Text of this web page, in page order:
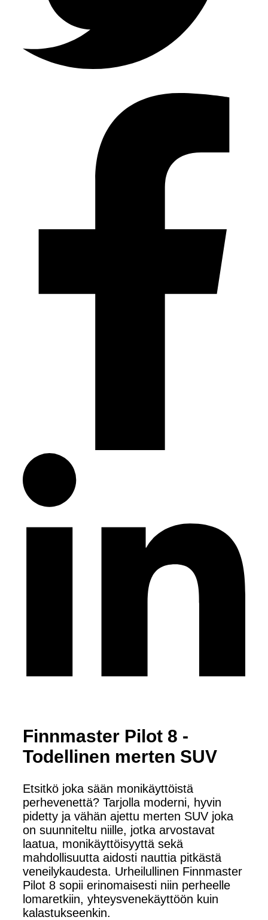
Finnmaster Pilot 8 -
Todellinen merten SUV
Etsitkö joka sään monikäyttöistä
perhevenettä? Tarjolla moderni, hyvin
pidetty ja vähän ajettu merten SUV joka
on suunniteltu niille, jotka arvostavat
laatua, monikäyttöisyyttä sekä
mahdollisuutta aidosti nauttia pitkästä
veneilykaudesta. Urheilullinen Finnmaster
Pilot 8 sopii erinomaisesti niin perheelle
lomaretkiin, yhteysvenekäyttöön kuin
kalastukseenkin.